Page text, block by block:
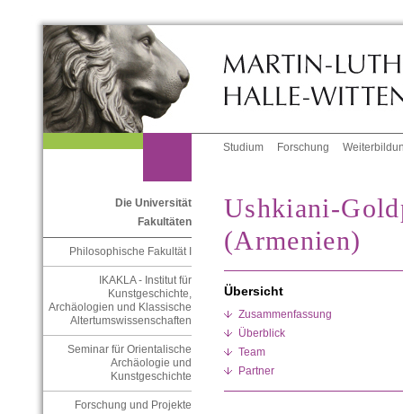
Studium Forschung
Die Universität
Fakultäten
Philosophische Fakultät I
IKAKLA - Institut für
Kunstgeschichte,
Archäologien und Klassische
Altertumswissenschaften
Seminar für Orientalische
Archäologie und
Kunstgeschichte
Forschung und Projekte
Ushkiani-
(Armenien)
Übersicht
Zusammenfassung
Überblick
Team
Partner